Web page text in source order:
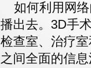
如何利用网络
播出去。3D手
检查室、治疗
之间全面的信